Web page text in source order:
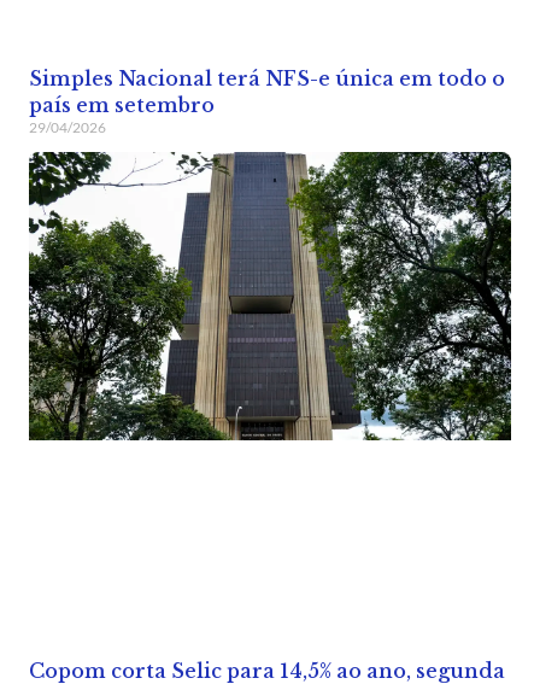
Simples Nacional terá NFS-e única em todo o
país em setembro
29/04/2026
Copom corta Selic para 14,5% ao ano, segunda